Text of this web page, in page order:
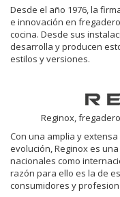
Desde el año 1976, la
e innovación en
cocina. Desde sus
desarrolla y producen
estilos y versiones.
Reginox,
Con una amplia y
evolución, Reginox es
nacionales como
razón para ello es la de
consumidores y